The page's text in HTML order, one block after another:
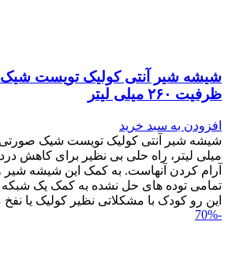
شیشه شیر آنتی کولیک تویست
ظرفیت ۲۶۰ میلی لیتر
افزودن به سبد خرید
میلی لیتر، راه حلی بی نظیر برای کاهش
آرام کردن آنهاست. به کمک این شیشه
تمامی توده های حل نشده به کمک یک
این رو کودک با مشکلاتی نظیر کولیک یا
-70%